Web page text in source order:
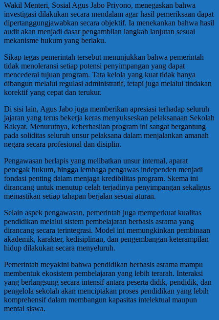
Wakil Menteri, Sosial Agus Jabo Priyono, menegaskan bahwa
investigasi dilakukan secara mendalam agar hasil pemeriksaan dapat
dipertanggungjawabkan secara objektif. Ia menekankan bahwa hasil
audit akan menjadi dasar pengambilan langkah lanjutan sesuai
mekanisme hukum yang berlaku.
Sikap tegas pemerintah tersebut menunjukkan bahwa pemerintah
tidak menoleransi setiap potensi penyimpangan yang dapat
mencederai tujuan program. Tata kelola yang kuat tidak hanya
dibangun melalui regulasi administratif, tetapi juga melalui tindakan
korektif yang cepat dan terukur.
Di sisi lain, Agus Jabo juga memberikan apresiasi terhadap seluruh
jajaran yang terus bekerja keras menyukseskan pelaksanaan Sekolah
Rakyat. Menurutnya, keberhasilan program ini sangat bergantung
pada soliditas seluruh unsur pelaksana dalam menjalankan amanah
negara secara profesional dan disiplin.
Pengawasan berlapis yang melibatkan unsur internal, aparat
penegak hukum, hingga lembaga pengawas independen menjadi
fondasi penting dalam menjaga kredibilitas program. Skema ini
dirancang untuk menutup celah terjadinya penyimpangan sekaligus
memastikan setiap tahapan berjalan sesuai aturan.
Selain aspek pengawasan, pemerintah juga memperkuat kualitas
pendidikan melalui sistem pembelajaran berbasis asrama yang
dirancang secara terintegrasi. Model ini memungkinkan pembinaan
akademik, karakter, kedisiplinan, dan pengembangan keterampilan
hidup dilakukan secara menyeluruh.
Pemerintah meyakini bahwa pendidikan berbasis asrama mampu
membentuk ekosistem pembelajaran yang lebih terarah. Interaksi
yang berlangsung secara intensif antara peserta didik, pendidik, dan
pengelola sekolah akan menciptakan proses pendidikan yang lebih
komprehensif dalam membangun kapasitas intelektual maupun
mental siswa.